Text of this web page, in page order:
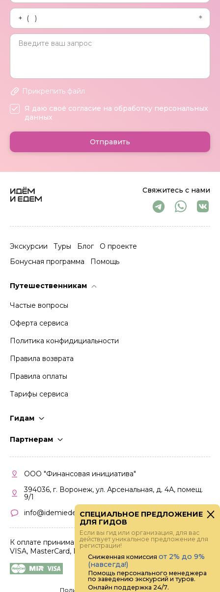
Свяжитесь с нами
Экскурсии Туры Блог
О проекте
Бонусная программа
Помощь
Путешественникам
Частые вопросы
Оферта сервиса
Политика конфидициальности
Правила возврата
Правила оплаты
Тарифы сервиса
Гидам
Партнерам
Кабинет партнера
Правила участия
ООО "Финансовая инициатива"
394036, г. Воронеж, ул. Арсенальная, д. 4А, помещ.
9/1
info@idemiedem.ru
К оплате принимаются карты
VISA, MasterCard, МИР
Политика конфиденциальности
Прикрепить файл
Я даю своё согласие на обработку персональных
данных
Отправить
СПЕЦИАЛЬНОЕ ПРЕДЛОЖЕНИЕ
ДЛЯ ГИДОВ
Если вы гид или организация, для вас
действует уникальное предложение для
регистрации!
Сниженная комиссия от 2% до 9%
(навсегда!)
Помощь персонального менеджера
по заведению экскурсий и туров.
Онлайн поддержка 24/7.